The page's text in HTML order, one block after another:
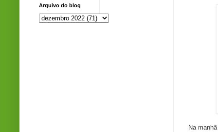
Na
Arquivo do blog